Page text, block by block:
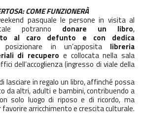
COME FUNZIONERÀ
pasquale le persone in visita al
potranno donare un libro,
al caro defunto e con dedica
in un’apposita libreria
di recupero e collocata nella sala
dell’accoglienza (ingresso di viale della
lasciare in regalo un libro, affinché possa
da altri, adulti e bambini, contribuendo a
solo luogo di riposo e di ricordo, ma
arricchimento e crescita culturale.